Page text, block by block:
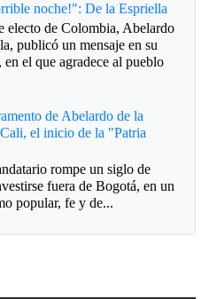
noche!": De la Espriella
electo de Colombia, Abelardo
publicó un mensaje en su
en el que agradece al pueblo
de Abelardo de la
el inicio de la "Patria
rompe un siglo de
fuera de Bogotá, en un
popular, fe y de...